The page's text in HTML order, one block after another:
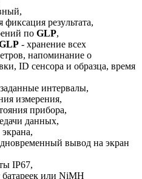
фиксация результата,
по GLP,
- хранение всех
напоминание о
ID сенсора и образца, время
интервалы,
измерения,
прибора,
данных,
вывод на экран
IP67,
или NiMH